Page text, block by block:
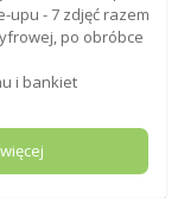
- 7 zdjęć razem
po obróbce
i bankiet